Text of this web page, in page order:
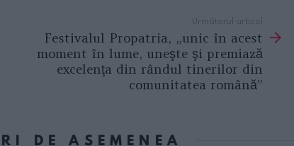
Următorul articol
Festivalul Propatria, „unic în acest
moment în lume, uneşte şi premiază
excelenţa din rândul tinerilor din
comunitatea română”
DE ASEMENEA